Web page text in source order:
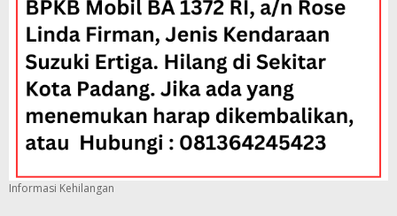
Informasi Kehilangan